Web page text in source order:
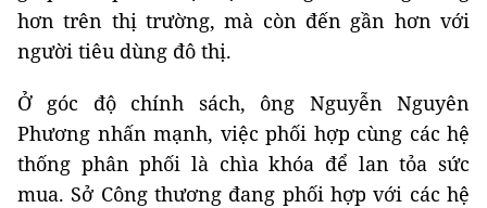
hơn trên thị trường, mà còn đến gần hơn với
người tiêu dùng đô thị.
Ở góc độ chính sách, ông Nguyễn Nguyên
Phương nhấn mạnh, việc phối hợp cùng các hệ
thống phân phối là chìa khóa để lan tỏa sức
mua. Sở Công thương đang phối hợp với các hệ